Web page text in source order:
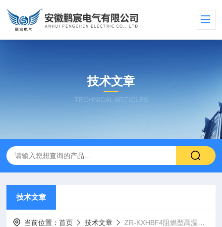
技术文章
TECHNICAL ARTICLES
技术文章
当前位置：首页 技术文章 ZR-KXHBF4阻燃型高温热电偶补偿导线执行标准